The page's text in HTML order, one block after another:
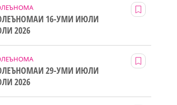
16-УМИ ИЮЛИ
2026
29-УМИ ИЮЛИ
2026